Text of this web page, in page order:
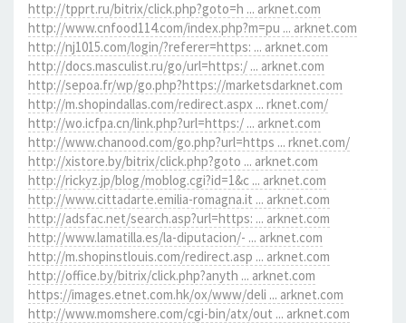
http://tpprt.ru/bitrix/click.php?goto=h ... arknet.com
http://www.cnfood114.com/index.php?m=pu ... arknet.com
http://nj1015.com/login/?referer=https: ... arknet.com
http://docs.masculist.ru/go/url=https:/ ... arknet.com
http://sepoa.fr/wp/go.php?https://marketsdarknet.com
http://m.shopindallas.com/redirect.aspx ... rknet.com/
http://wo.icfpa.cn/link.php?url=https:/ ... arknet.com
http://www.chanood.com/go.php?url=https ... rknet.com/
http://xistore.by/bitrix/click.php?goto ... arknet.com
http://rickyz.jp/blog/moblog.cgi?id=1&c ... arknet.com
http://www.cittadarte.emilia-romagna.it ... arknet.com
http://adsfac.net/search.asp?url=https: ... arknet.com
http://www.lamatilla.es/la-diputacion/- ... arknet.com
http://m.shopinstlouis.com/redirect.asp ... arknet.com
http://office.by/bitrix/click.php?anyth ... arknet.com
https://images.etnet.com.hk/ox/www/deli ... arknet.com
http://www.momshere.com/cgi-bin/atx/out ... arknet.com